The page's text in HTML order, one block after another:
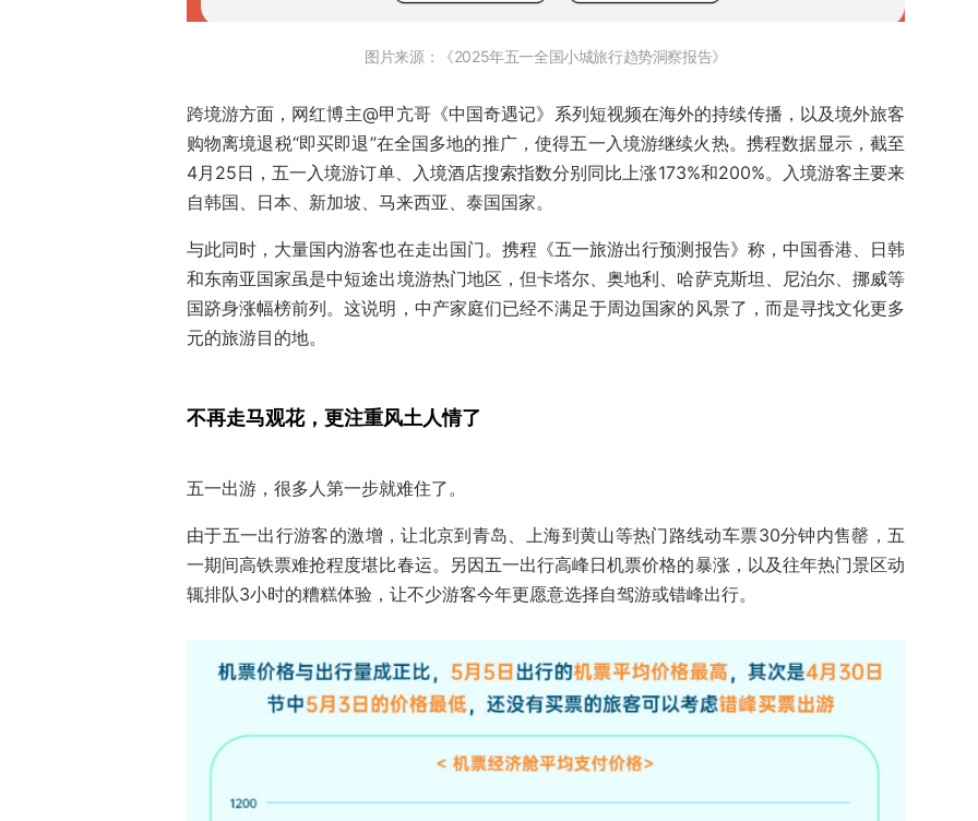
图片来源：《2025年五一全国小城旅行趋势洞察报告》
跨境游方面，网红博主@甲亢哥《中国奇遇记》系列短视频在海外的持续传播，以及境外旅客
购物离境退税“即买即退”在全国多地的推广，使得五一入境游继续火热。携程数据显示，截至
4月25日，五一入境游订单、入境酒店搜索指数分别同比上涨173%和200%。入境游客主要来
自韩国、日本、新加坡、马来西亚、泰国国家。
与此同时，大量国内游客也在走出国门。携程《五一旅游出行预测报告》称，中国香港、日韩
和东南亚国家虽是中短途出境游热门地区，但卡塔尔、奥地利、哈萨克斯坦、尼泊尔、挪威等
国跻身涨幅榜前列。这说明，中产家庭们已经不满足于周边国家的风景了，而是寻找文化更多
元的旅游目的地。
不再走马观花，更注重风土人情了
五一出游，很多人第一步就难住了。
由于五一出行游客的激增，让北京到青岛、上海到黄山等热门路线动车票30分钟内售罄，五
一期间高铁票难抢程度堪比春运。另因五一出行高峰日机票价格的暴涨，以及往年热门景区动
辄排队3小时的糟糕体验，让不少游客今年更愿意选择自驾游或错峰出行。